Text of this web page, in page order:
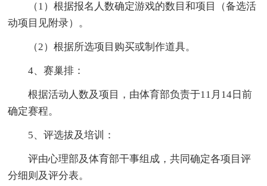
（1）根据报名人数确定游戏的数目和项目（备选活
动项目见附录）。
（2）根据所选项目购买或制作道具。
4、赛巢排：
根据活动人数及项目，由体育部负责于11月14日前
确定赛程。
5、评选拔及培训：
评由心理部及体育部干事组成，共同确定各项目评
分细则及评分表。